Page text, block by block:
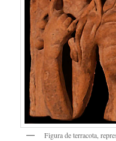
Figura de terracota,